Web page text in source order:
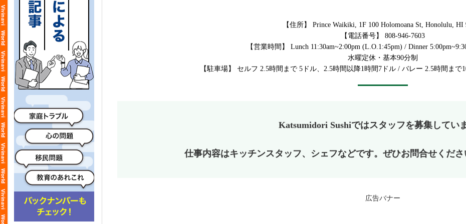
【住所】 Prince Waikiki, 1F 100 Holomoana St, Honolulu, HI
【電話番号】 808-946-7603
【営業時間】 Lunch 11:30am~2:00pm (L.O.1:45pm) / Dinner
水曜定休・基本90分制
【駐車場】 セルフ 2.5時間まで 5ドル、2.5時間以降1時間7ドル / バレー 2.5時間まで
Katsumidori Sushiではスタッフを募集してい
仕事内容はキッチンスタッフ、シェフなどです。ぜひお問合せくださ